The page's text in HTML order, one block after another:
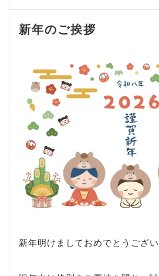
新年のご挨拶
新年明けましておめでとうござい